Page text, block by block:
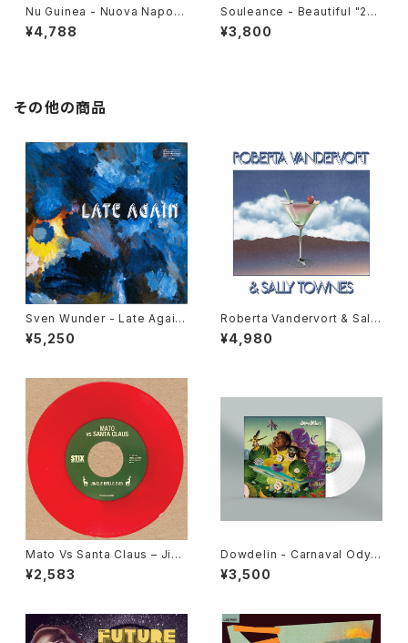
Nu Guinea - Nuova Napoli
"LP"
¥4,788
Souleance - Beautiful "2L
P"
¥3,800
その他の商品
Sven Wunder - Late Again
"LP"
¥5,250
Roberta Vandervort & Sally
Townes "LP"
¥4,980
Mato Vs Santa Claus – Jing
le Bells Dub / Sleigh Ride
Dub "7"
¥2,583
Dowdelin - Carnaval Odys
sey "LP"
¥3,500